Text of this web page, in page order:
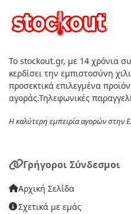
Το stockout.gr, με 14 χρόνια
κερδίσει την εμπιστοσύνη
προσεκτικά επιλεγμένα
αγοράς.Τηλεφωνικές
Η καλύτερη εμπειρία αγορών στην
Γρήγοροι Σύνδεσμοι
Αρχική Σελίδα
Σχετικά με εμάς